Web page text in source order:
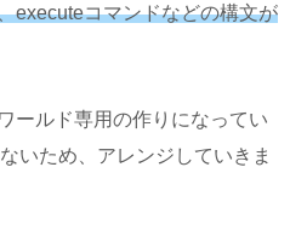
executeコマンドなどの構文が
ールド専用の作りになってい
いため、アレンジしていきま